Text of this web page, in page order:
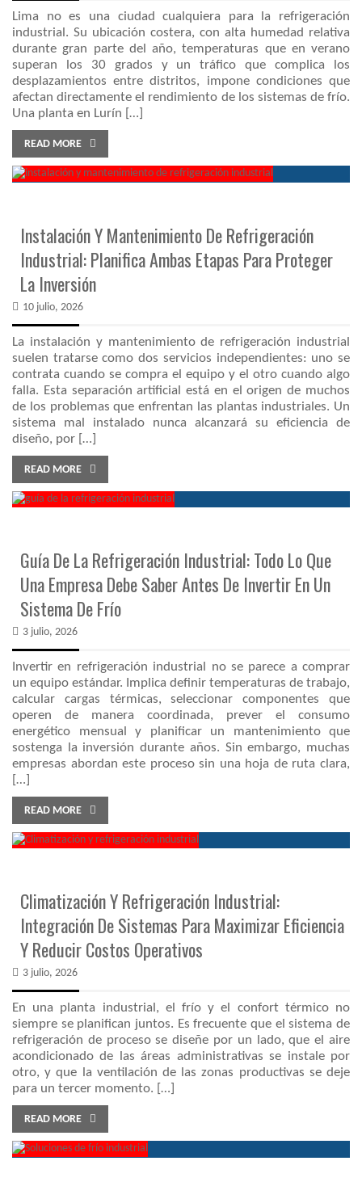
Lima no es una ciudad cualquiera para la refrigeración
industrial. Su ubicación costera, con alta humedad relativa
durante gran parte del año, temperaturas que en verano
superan los 30 grados y un tráfico que complica los
desplazamientos entre distritos, impone condiciones que
afectan directamente el rendimiento de los sistemas de frío.
Una planta en Lurín […]
READ MORE
Instalación Y Mantenimiento De Refrigeración
Industrial: Planifica Ambas Etapas Para Proteger
La Inversión
10 julio, 2026
La instalación y mantenimiento de refrigeración industrial
suelen tratarse como dos servicios independientes: uno se
contrata cuando se compra el equipo y el otro cuando algo
falla. Esta separación artificial está en el origen de muchos
de los problemas que enfrentan las plantas industriales. Un
sistema mal instalado nunca alcanzará su eficiencia de
diseño, por […]
READ MORE
Guía De La Refrigeración Industrial: Todo Lo Que
Una Empresa Debe Saber Antes De Invertir En Un
Sistema De Frío
3 julio, 2026
Invertir en refrigeración industrial no se parece a comprar
un equipo estándar. Implica definir temperaturas de trabajo,
calcular cargas térmicas, seleccionar componentes que
operen de manera coordinada, prever el consumo
energético mensual y planificar un mantenimiento que
sostenga la inversión durante años. Sin embargo, muchas
empresas abordan este proceso sin una hoja de ruta clara,
[…]
READ MORE
Climatización Y Refrigeración Industrial:
Integración De Sistemas Para Maximizar Eficiencia
Y Reducir Costos Operativos
3 julio, 2026
En una planta industrial, el frío y el confort térmico no
siempre se planifican juntos. Es frecuente que el sistema de
refrigeración de proceso se diseñe por un lado, que el aire
acondicionado de las áreas administrativas se instale por
otro, y que la ventilación de las zonas productivas se deje
para un tercer momento. […]
READ MORE